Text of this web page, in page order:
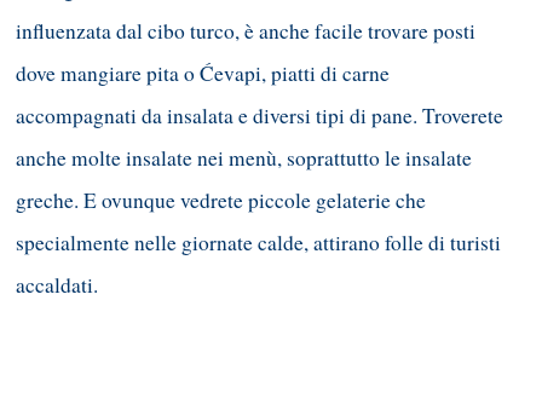
influenzata dal cibo turco, è anche facile trovare posti
dove mangiare pita o Ćevapi, piatti di carne
accompagnati da insalata e diversi tipi di pane. Troverete
anche molte insalate nei menù, soprattutto le insalate
greche. E ovunque vedrete piccole gelaterie che
specialmente nelle giornate calde, attirano folle di turisti
accaldati.